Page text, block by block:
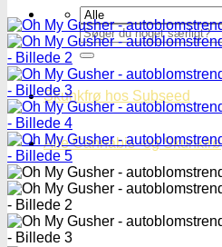
Søg
efter:
Skunkfrø hos Subseed
Alle Cannabis -og Skunkfrø